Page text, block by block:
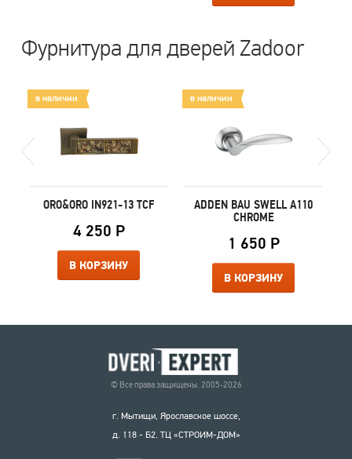
Фурнитура для дверей Zadoor
в наличии
ORO&ORO IN921-13 TCF
4 250 Р
В КОРЗИНУ
в наличии
ADDEN BAU SWELL A110
CHROME
1 650 Р
В КОРЗИНУ
© Все права защищены. 2005-2026
г. Мытищи, Ярославское шоссе,
д. 118 - Б2. ТЦ «СТРОИМ-ДОМ»